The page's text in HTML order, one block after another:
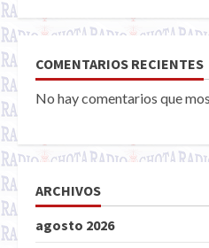
COMENTARIOS RECIENTES
No hay comentarios que
ARCHIVOS
agosto 2026